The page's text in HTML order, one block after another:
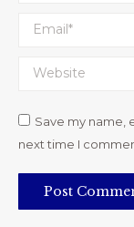
Email *
Website
Save my name,
next time I
Post